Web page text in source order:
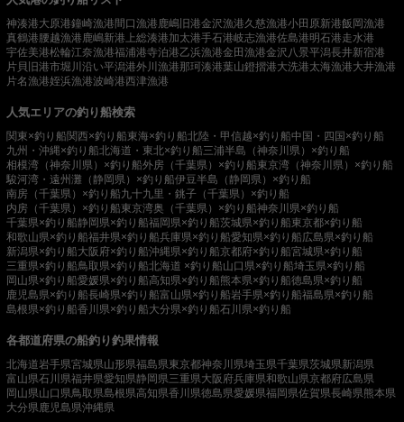
神湊港大原港鐘崎漁港 間口漁港鹿嶋旧港金沢漁港久慈漁港小田原新港飯岡漁港
真鶴港 腰越漁港鹿嶋新港 上総湊港加太港手石港岐志漁港佐島港明石港走水港
宇佐美港松輪江奈漁港福浦港寺泊港乙浜漁港金田漁港金沢八景平潟長井新宿港
片貝旧港市堀川沿い平潟港外川漁港那珂湊港葉山鐙摺港大洗港太海漁港大井漁港
片名漁港姪浜漁港波崎港西津漁港
人気エリアの釣り船検索
関東×釣り船関西×釣り船東海×釣り船北陸・甲信越×釣り船中国・四国×釣り船
九州・沖縄×釣り船北海道・東北×釣り船三浦半島（神奈川県）×釣り船
相模湾（神奈川県）×釣り船外房（千葉県）×釣り船東京湾（神奈川県）×釣り船
駿河湾・遠州灘（静岡県）×釣り船伊豆半島（静岡県）×釣り船
南房（千葉県）×釣り船九十九里・銚子（千葉県）×釣り船
内房（千葉県）×釣り船東京湾奥（千葉県）×釣り船神奈川県×釣り船
千葉県×釣り船静岡県×釣り船福岡県×釣り船茨城県×釣り船東京都×釣り船
和歌山県×釣り船福井県×釣り船兵庫県×釣り船愛知県×釣り船広島県×釣り船
新潟県×釣り船大阪府×釣り船沖縄県×釣り船京都府×釣り船宮城県×釣り船
三重県×釣り船鳥取県×釣り船北海道 ×釣り船山口県×釣り船埼玉県×釣り船
岡山県×釣り船愛媛県×釣り船高知県×釣り船熊本県×釣り船徳島県×釣り船
鹿児島県×釣り船長崎県×釣り船富山県×釣り船岩手県×釣り船福島県×釣り船
島根県×釣り船香川県×釣り船大分県×釣り船石川県×釣り船
各都道府県の船釣り釣果情報
北海道岩手県宮城県山形県福島県東京都神奈川県埼玉県千葉県茨城県新潟県
富山県石川県福井県愛知県静岡県三重県大阪府兵庫県和歌山県京都府広島県
岡山県山口県鳥取県島根県高知県香川県徳島県愛媛県福岡県佐賀県長崎県熊本県
大分県鹿児島県沖縄県